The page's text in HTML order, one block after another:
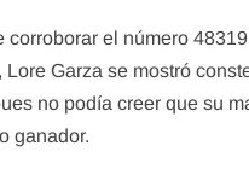
corroborar el número
Lore Garza se mostró
no podía creer que su
ganador.